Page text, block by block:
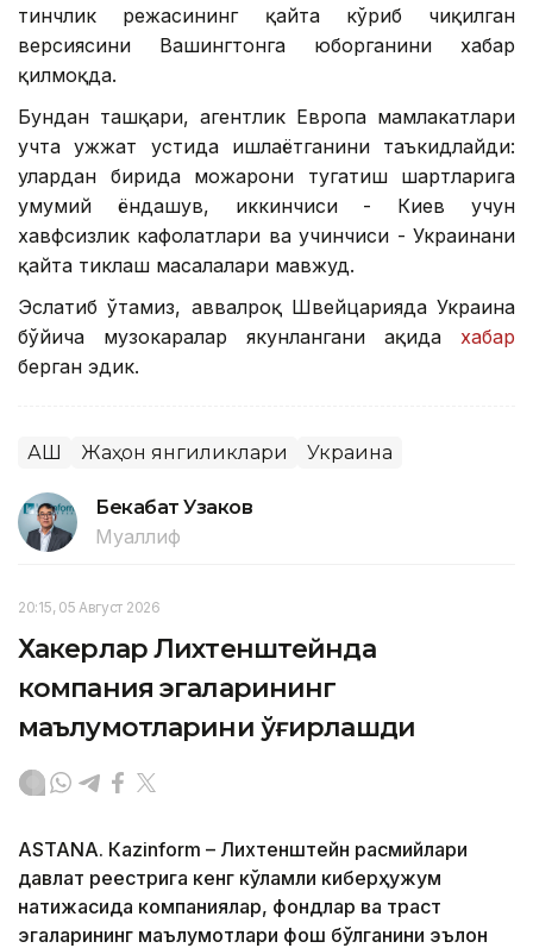
тинчлик режасининг қайта кўриб чиқилган
версиясини Вашингтонга юборганини хабар
қилмоқда.
Бундан ташқари, агентлик Европа мамлакатлари
учта ҳужжат устида ишлаётганини таъкидлайди:
улардан бирида можарони тугатиш шартларига
умумий ёндашув, иккинчиси - Киев учун
хавфсизлик кафолатлари ва учинчиси - Украинани
қайта тиклаш масалалари мавжуд.
Эслатиб ўтамиз, аввалроқ Швейцарияда Украина
бўйича музокаралар якунлангани ҳақида хабар
берган эдик.
АҚШ Жаҳон янгиликлари Украина
Бекабат Узаков
Муаллиф
20:15, 05 Август 2026
Хакерлар Лихтенштейнда
компания эгаларининг
маълумотларини ўғирлашди
ASTANА. Кazinform – Лихтенштейн расмийлари
давлат реестрига кенг кўламли киберҳужум
натижасида компаниялар, фондлар ва траст
эгаларининг маълумотлари фош бўлганини эълон